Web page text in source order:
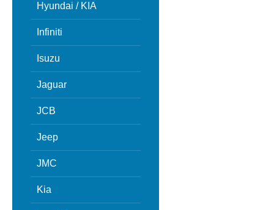
Hyundai / KIA
Infiniti
Isuzu
Jaguar
JCB
Jeep
JMC
Kia